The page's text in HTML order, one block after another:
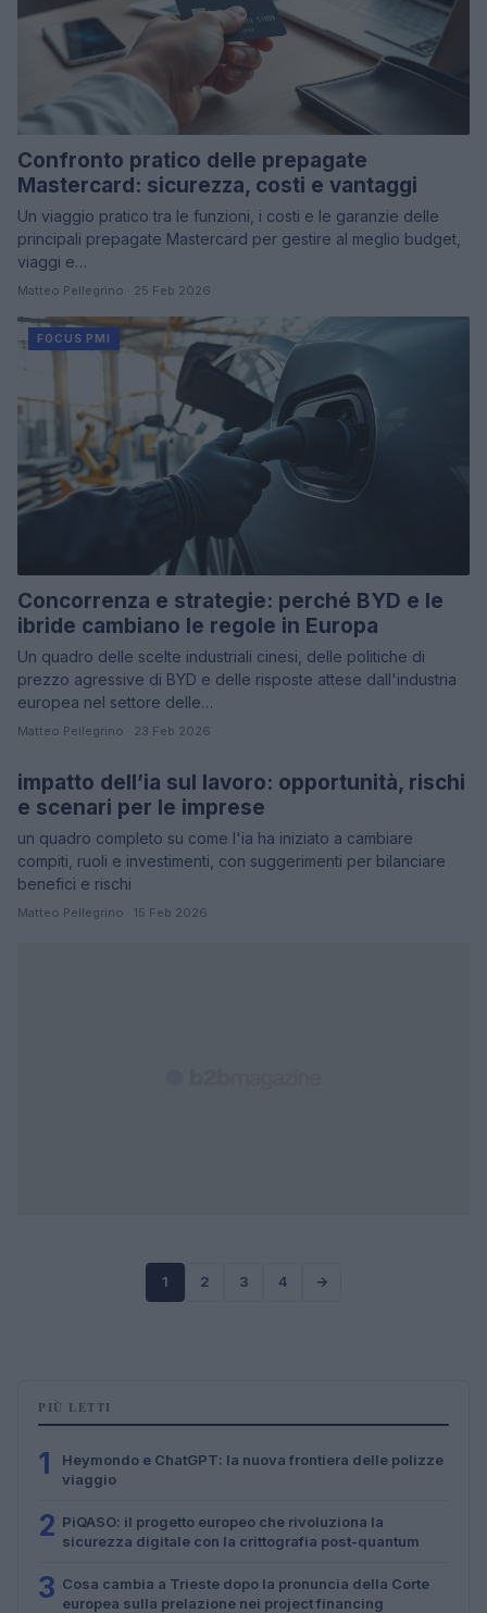
Confronto pratico delle prepagate
Mastercard: sicurezza, costi e vantaggi
Un viaggio pratico tra le funzioni, i costi e le garanzie delle
principali prepagate Mastercard per gestire al meglio budget,
viaggi e…
Matteo Pellegrino · 25 Feb 2026
FOCUS PMI
Concorrenza e strategie: perché BYD e le
ibride cambiano le regole in Europa
Un quadro delle scelte industriali cinesi, delle politiche di
prezzo agressive di BYD e delle risposte attese dall'industria
europea nel settore delle…
Matteo Pellegrino · 23 Feb 2026
SERVIZI PER LE AZIENDE
impatto dell’ia sul lavoro: opportunità, rischi
e scenari per le imprese
un quadro completo su come l'ia ha iniziato a cambiare
compiti, ruoli e investimenti, con suggerimenti per bilanciare
benefici e rischi
Matteo Pellegrino · 15 Feb 2026
1 2 3 4 →
PIÙ LETTI
1
Heymondo e ChatGPT: la nuova frontiera delle polizze
viaggio
2 PiQASO: il progetto europeo che rivoluziona la
sicurezza digitale con la crittografia post-quantum
3 Cosa cambia a Trieste dopo la pronuncia della Corte
europea sulla prelazione nei project financing